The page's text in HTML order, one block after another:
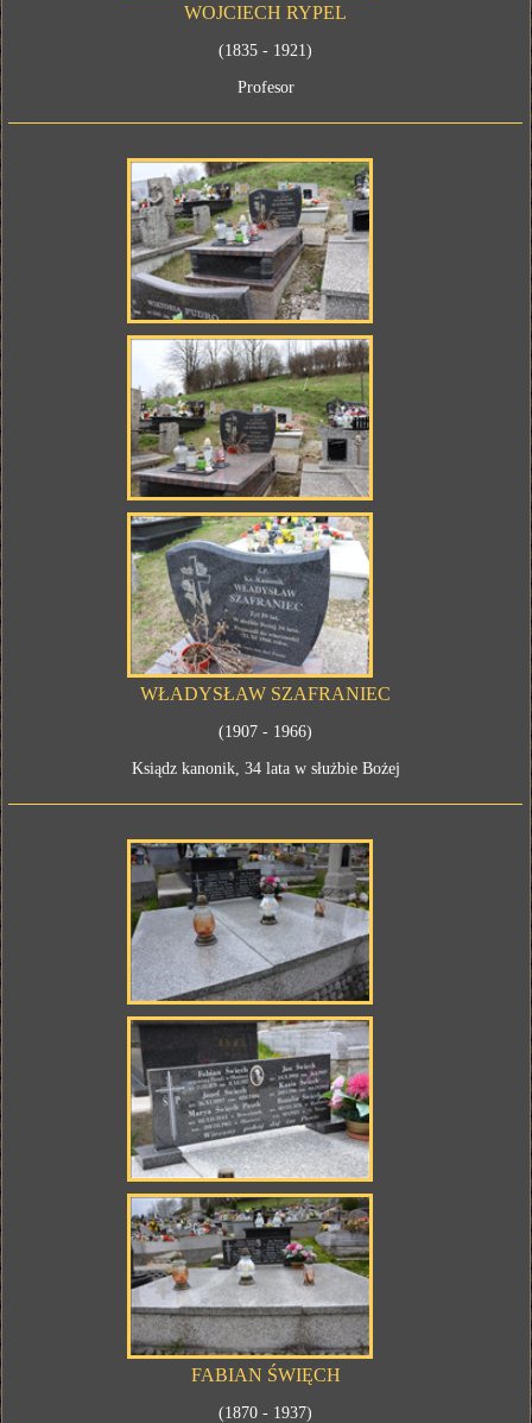
WOJCIECH RYPEL
(1835 - 1921)
Profesor
WŁADYSŁAW SZAFRANIEC
(1907 - 1966)
Ksiądz kanonik, 34 lata w służbie Bożej
FABIAN ŚWIĘCH
(1870 - 1937)